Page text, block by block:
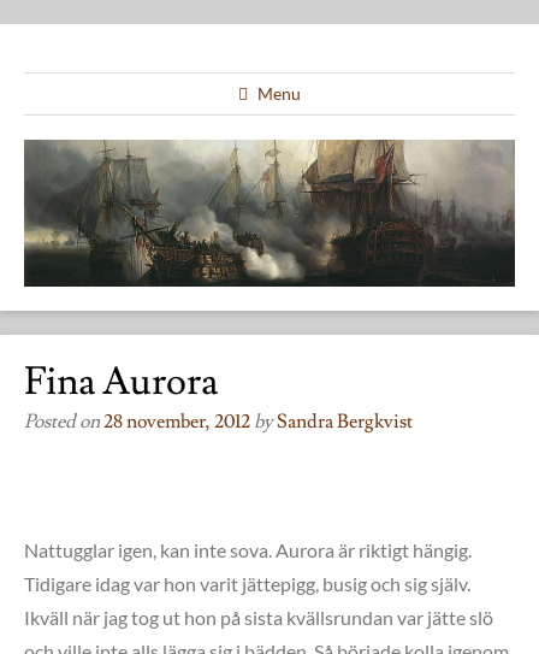
Menu
Fina Aurora
Posted on28 november, 2012 bySandra Bergkvist
Nattugglar igen, kan inte sova. Aurora är riktigt hängig.
Tidigare idag var hon varit jättepigg, busig och sig själv.
Ikväll när jag tog ut hon på sista kvällsrundan var jätte slö